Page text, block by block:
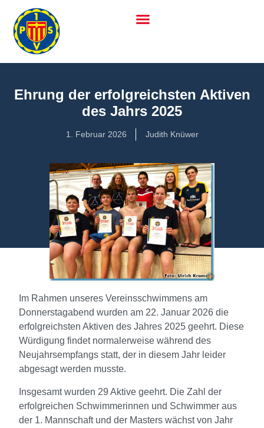
Ehrung der erfolgreichsten Aktiven
des Jahrs 2025
1. Februar 2026 Judith Knüwer
Im Rahmen unseres Vereinsschwimmens am
Donnerstagabend wurden am 22. Januar 2026 die
erfolgreichsten Aktiven des Jahres 2025 geehrt. Diese
Würdigung findet normalerweise während des
Neujahrsempfangs statt, der in diesem Jahr leider
abgesagt werden musste.
Insgesamt wurden 29 Aktive geehrt. Die Zahl der
erfolgreichen Schwimmerinnen und Schwimmer aus
der 1. Mannschaft und der Masters wächst von Jahr